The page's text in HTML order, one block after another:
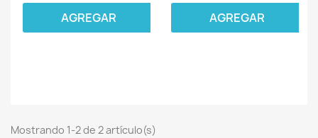
AGREGAR AGREGAR
Mostrando 1-2 de 2 artículo(s)